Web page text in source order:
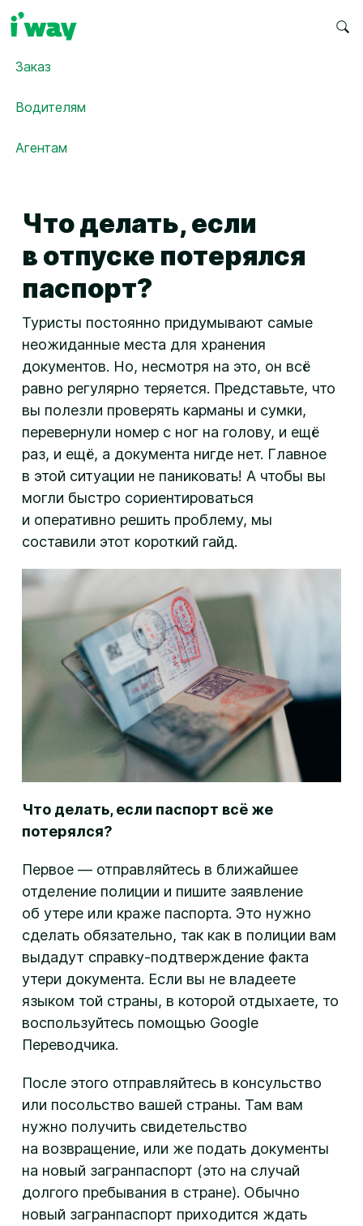
Заказ
Водителям
Агентам
Что делать, если
в отпуске потерялся
паспорт?
Туристы постоянно придумывают самые
неожиданные места для хранения
документов. Но, несмотря на это, он всё
равно регулярно теряется. Представьте, что
вы полезли проверять карманы и сумки,
перевернули номер с ног на голову, и ещё
раз, и ещё, а документа нигде нет. Главное
в этой ситуации не паниковать! А чтобы вы
могли быстро сориентироваться
и оперативно решить проблему, мы
составили этот короткий гайд.
Что делать, если паспорт всё же
потерялся?
Первое — отправляйтесь в ближайшее
отделение полиции и пишите заявление
об утере или краже паспорта. Это нужно
сделать обязательно, так как в полиции вам
выдадут справку-подтверждение факта
утери документа. Если вы не владеете
языком той страны, в которой отдыхаете, то
воспользуйтесь помощью Google
Переводчика.
После этого отправляйтесь в консульство
или посольство вашей страны. Там вам
нужно получить свидетельство
на возвращение, или же подать документы
на новый загранпаспорт (это на случай
долгого пребывания в стране). Обычно
новый загранпаспорт приходится ждать